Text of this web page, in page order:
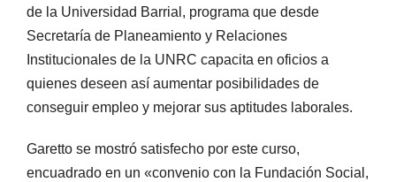
de la Universidad Barrial, programa que desde
Secretaría de Planeamiento y Relaciones
Institucionales de la UNRC capacita en oficios a
quienes deseen así aumentar posibilidades de
conseguir empleo y mejorar sus aptitudes laborales.
Garetto se mostró satisfecho por este curso,
encuadrado en un «convenio con la Fundación Social,